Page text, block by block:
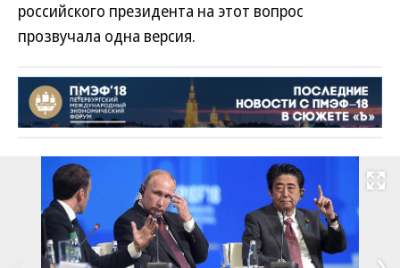
российского президента на этот вопрос
прозвучала одна версия.
Развернуть